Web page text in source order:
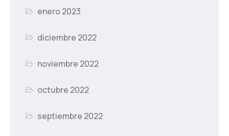
enero 2023
diciembre 2022
noviembre 2022
octubre 2022
septiembre 2022